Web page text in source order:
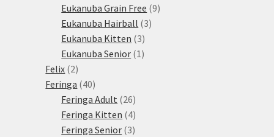
produktů
Eukanuba Grain Free 99
Eukanuba Hairball 33
Eukanuba Kitten 33
produkty
Eukanuba Senior 1 1
Felix 22
produkty
Feringa 4040
produktů
Feringa Adult 2626
produktů
Feringa Kitten 44
produkty
Feringa Senior 33